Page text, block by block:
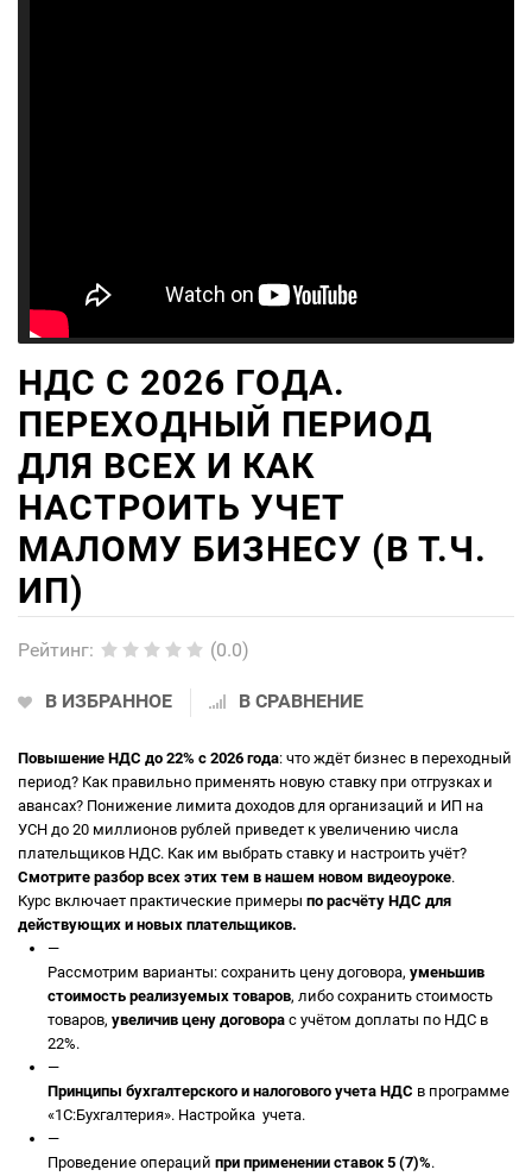
НДС С 2026 ГОДА.
ПЕРЕХОДНЫЙ ПЕРИОД
ДЛЯ ВСЕХ И КАК
НАСТРОИТЬ УЧЕТ
МАЛОМУ БИЗНЕСУ (В Т.Ч.
ИП)
Рейтинг: (0.0)
В ИЗБРАННОЕ В СРАВНЕНИЕ
Повышение НДС до 22% с 2026 года: что ждёт бизнес в переходный
период? Как правильно применять новую ставку при отгрузках и
авансах? Понижение лимита доходов для организаций и ИП на
УСН до 20 миллионов рублей приведет к увеличению числа
плательщиков НДС. Как им выбрать ставку и настроить учёт?
Смотрите разбор всех этих тем в нашем новом видеоуроке.
Курс включает практические примеры по расчёту НДС для
действующих и новых плательщиков.
—
Рассмотрим варианты: сохранить цену договора, уменьшив
стоимость реализуемых товаров, либо сохранить стоимость
товаров, увеличив цену договора с учётом доплаты по НДС в
22%.
—
Принципы бухгалтерского и налогового учета НДС в программе
«1С:Бухгалтерия». Настройка учета.
—
Проведение операций при применении ставок 5 (7)%.